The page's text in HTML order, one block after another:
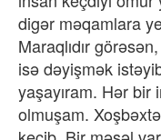
digər məqamlara
Maraqlıdır
isə dəyişmək
yaşayıram. Hər bir
olmuşam.